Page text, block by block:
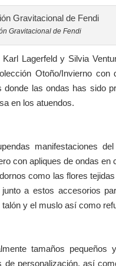
Gravitacional de Fendi
Lagerfeld y Silvia
Otoño/Invierno
las ondas has sido
en los atuendos.
manifestaciones
con apliques de ondas
como las flores
a estos accesorios
y el muslo así como
tamaños pequeños
personalización, así